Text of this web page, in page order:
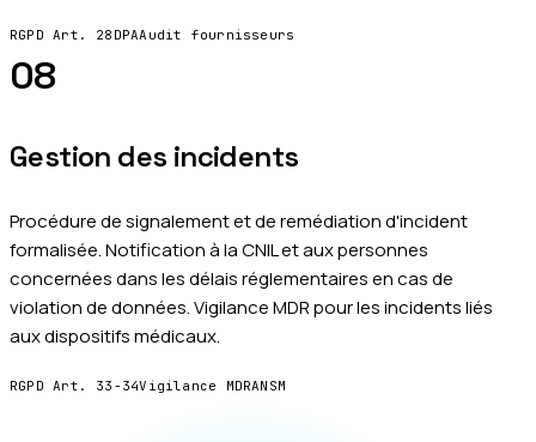
RGPD Art. 28 DPAAudit fournisseurs
08
Gestion des incidents
Procédure de signalement et de remédiation d'incident
formalisée. Notification à la CNIL et aux personnes
concernées dans les délais réglementaires en cas de
violation de données. Vigilance MDR pour les incidents liés
aux dispositifs médicaux.
RGPD Art. 33-34Vigilance MDRANSM